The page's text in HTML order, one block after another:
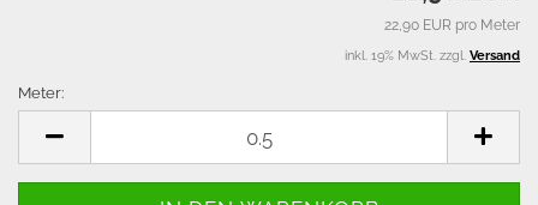
22,90 EUR pro Meter
inkl. 19% MwSt. zzgl. Versand
Meter: